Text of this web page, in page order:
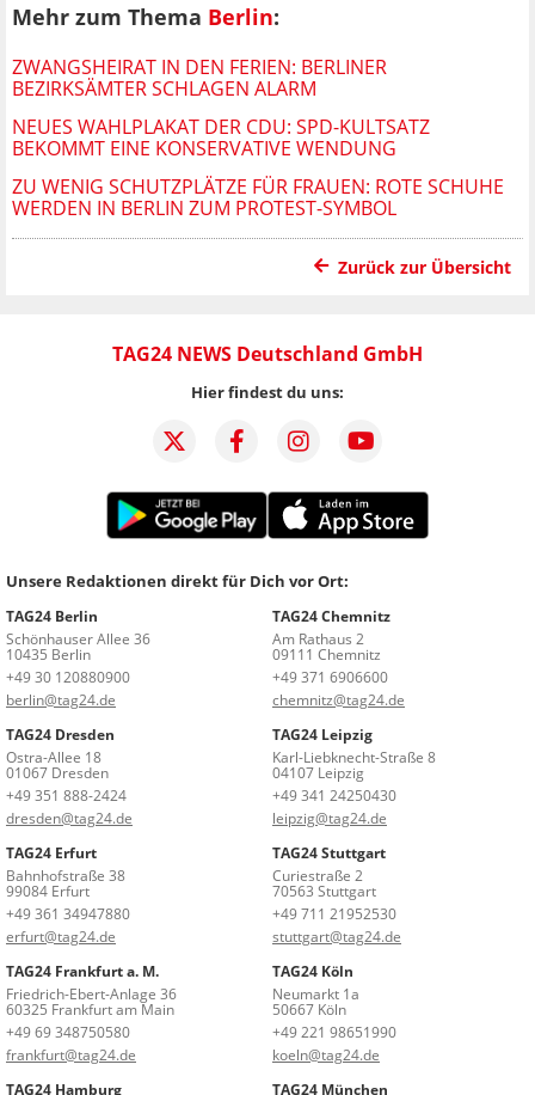
Mehr zum Thema Berlin:
ZWANGSHEIRAT IN DEN FERIEN: BERLINER
BEZIRKSÄMTER SCHLAGEN ALARM
NEUES WAHLPLAKAT DER CDU: SPD-KULTSATZ
BEKOMMT EINE KONSERVATIVE WENDUNG
ZU WENIG SCHUTZPLÄTZE FÜR FRAUEN: ROTE SCHUHE
WERDEN IN BERLIN ZUM PROTEST-SYMBOL
Zurück zur Übersicht
TAG24 NEWS Deutschland GmbH
Hier findest du uns:
Unsere Redaktionen direkt für Dich vor Ort:
TAG24 Berlin
Schönhauser Allee 36
10435 Berlin
+49 30 120880900
berlin@tag24.de
TAG24 Chemnitz
Am Rathaus 2
09111 Chemnitz
+49 371 6906600
chemnitz@tag24.de
TAG24 Dresden
Ostra-Allee 18
01067 Dresden
+49 351 888-2424
dresden@tag24.de
TAG24 Leipzig
Karl-Liebknecht-Straße 8
04107 Leipzig
+49 341 24250430
leipzig@tag24.de
TAG24 Erfurt
Bahnhofstraße 38
99084 Erfurt
+49 361 34947880
erfurt@tag24.de
TAG24 Stuttgart
Curiestraße 2
70563 Stuttgart
+49 711 21952530
stuttgart@tag24.de
TAG24 Frankfurt a. M.
Friedrich-Ebert-Anlage 36
60325 Frankfurt am Main
+49 69 348750580
frankfurt@tag24.de
TAG24 Köln
Neumarkt 1a
50667 Köln
+49 221 98651990
koeln@tag24.de
TAG24 Hamburg
TAG24 München